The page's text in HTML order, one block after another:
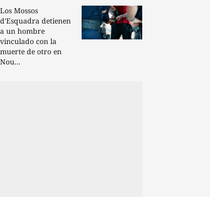
Los Mossos
d'Esquadra detienen
a un hombre
vinculado con la
muerte de otro en
Nou...